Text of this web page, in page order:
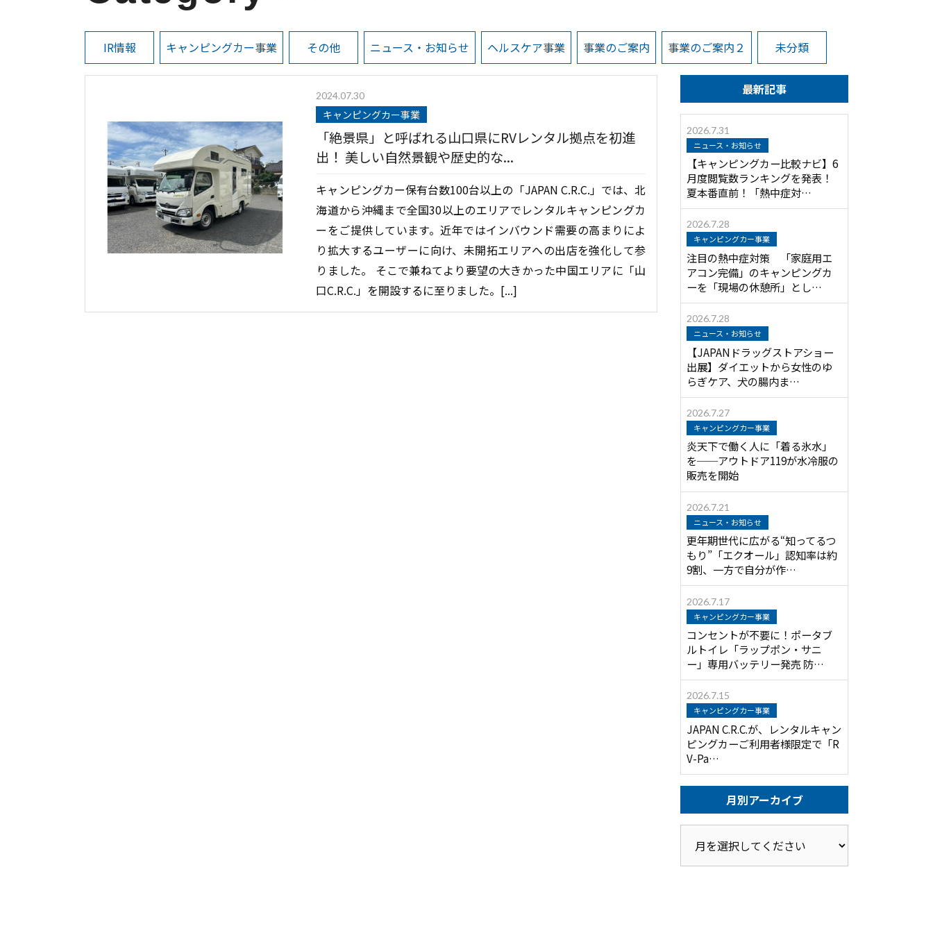
IR情報 キャンピングカー事業 その他 ニュース・お知らせ ヘルスケア事業 事業のご案内 事業のご案内２ 未分類
2024.07.30
キャンピングカー事業
「絶景県」と呼ばれる山口県にRVレンタル拠点を初進
出！ 美しい自然景観や歴史的な...
キャンピングカー保有台数100台以上の「JAPAN C.R.C.」では、北
海道から沖縄まで全国30以上のエリアでレンタルキャンピングカ
ーをご提供しています。近年ではインバウンド需要の高まりによ
り拡大するユーザーに向け、未開拓エリアへの出店を強化して参
りました。 そこで兼ねてより要望の大きかった中国エリアに「山
口C.R.C.」を開設するに至りました。[...]
最新記事
2026.7.31
ニュース・お知らせ
【キャンピングカー比較ナビ】6
月度閲覧数ランキングを発表！
夏本番直前！「熱中症対…
2026.7.28
キャンピングカー事業
注目の熱中症対策 「家庭用エ
アコン完備」のキャンピングカ
ーを「現場の休憩所」とし…
2026.7.28
ニュース・お知らせ
【JAPANドラッグストアショー
出展】ダイエットから女性のゆ
らぎケア、犬の腸内ま…
2026.7.27
キャンピングカー事業
炎天下で働く人に「着る氷水」
を──アウトドア119が水冷服の
販売を開始
2026.7.21
ニュース・お知らせ
更年期世代に広がる“知ってるつ
もり”「エクオール」認知率は約
9割、一方で自分が作…
2026.7.17
キャンピングカー事業
コンセントが不要に！ポータブ
ルトイレ「ラップポン・サニ
ー」専用バッテリー発売 防…
2026.7.15
キャンピングカー事業
JAPAN C.R.C.が、レンタルキャン
ピングカーご利用者様限定で「R
V-Pa…
月別アーカイブ